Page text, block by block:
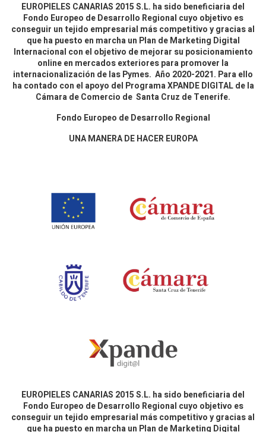
EUROPIELES CANARIAS 2015 S.L. ha sido beneficiaria del
Fondo Europeo de Desarrollo Regional cuyo objetivo es
conseguir un tejido empresarial más competitivo y gracias al
que ha puesto en marcha un Plan de Marketing Digital
Internacional con el objetivo de mejorar su posicionamiento
online en mercados exteriores para promover la
internacionalización de las Pymes. Año 2020-2021. Para ello
ha contado con el apoyo del Programa XPANDE DIGITAL de la
Cámara de Comercio de Santa Cruz de Tenerife.
Fondo Europeo de Desarrollo Regional
UNA MANERA DE HACER EUROPA
EUROPIELES CANARIAS 2015 S.L. ha sido beneficiaria del
Fondo Europeo de Desarrollo Regional cuyo objetivo es
conseguir un tejido empresarial más competitivo y gracias al
que ha puesto en marcha un Plan de Marketing Digital